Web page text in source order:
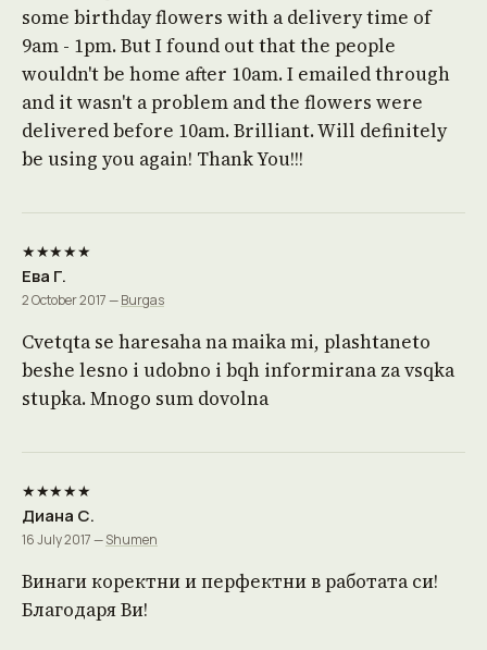
some birthday flowers with a delivery time of
9am - 1pm. But I found out that the people
wouldn't be home after 10am. I emailed through
and it wasn't a problem and the flowers were
delivered before 10am. Brilliant. Will definitely
be using you again! Thank You!!!
★★★★★
Ева Г.
2 October 2017 —Burgas
Cvetqta se haresaha na maika mi, plashtaneto
beshe lesno i udobno i bqh informirana za vsqka
stupka. Mnogo sum dovolna
★★★★★
Диана С.
16 July 2017 —Shumen
Винаги коректни и перфектни в работата си!
Благодаря Ви!